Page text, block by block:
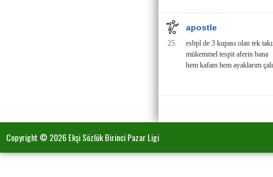
apostle
25.
esbpl de 3 kupası olan tek
mükemmel tespit aferin bana
hem kafam hem ayaklarım
Copyright © 2026 Ekşi Sözlük Birinci Pazar Ligi